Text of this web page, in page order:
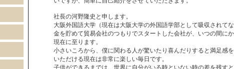
社長の河野隆史と申します。
大阪外国語大学（現在は大阪大学の外国語学部として吸収されて
金を貯めて貿易会社のつもりでスタートした会社が、いつの間に
現在に至ります。
小さいころから、僕に関わる人が驚いたり喜んだりすると満足感
いただける現在は非常に楽しい毎日です。
子供ができるまでは、世界に自分がいる時といない時の差を残す